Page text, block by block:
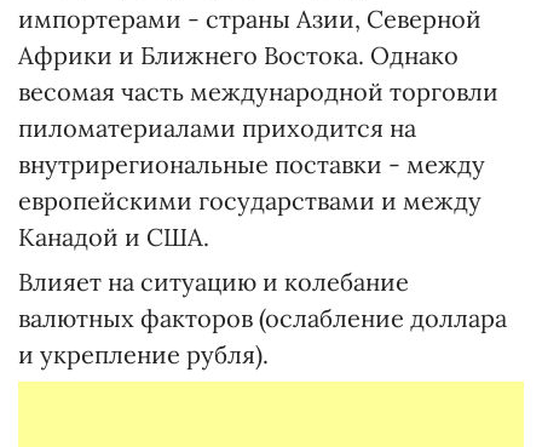
импортерами - страны Азии, Северной
Африки и Ближнего Востока. Однако
весомая часть международной торговли
пиломатериалами приходится на
внутрирегиональные поставки - между
европейскими государствами и между
Канадой и США.
Влияет на ситуацию и колебание
валютных факторов (ослабление доллара
и укрепление рубля).